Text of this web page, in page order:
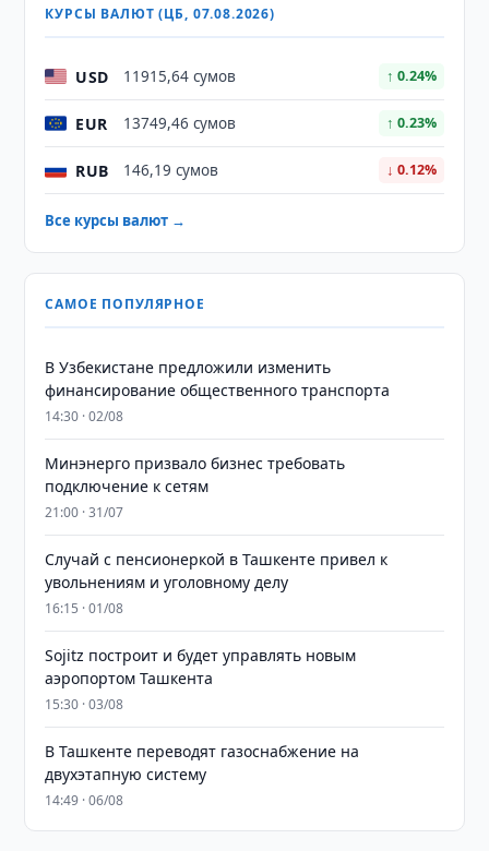
КУРСЫ ВАЛЮТ (ЦБ, 07.08.2026)
USD 11915,64 сумов ↑ 0.24%
EUR 13749,46 сумов ↑ 0.23%
RUB 146,19 сумов ↓ 0.12%
Все курсы валют →
САМОЕ ПОПУЛЯРНОЕ
В Узбекистане предложили изменить
финансирование общественного транспорта
14:30 · 02/08
Минэнерго призвало бизнес требовать
подключение к сетям
21:00 · 31/07
Случай с пенсионеркой в Ташкенте привел к
увольнениям и уголовному делу
16:15 · 01/08
Sojitz построит и будет управлять новым
аэропортом Ташкента
15:30 · 03/08
В Ташкенте переводят газоснабжение на
двухэтапную систему
14:49 · 06/08